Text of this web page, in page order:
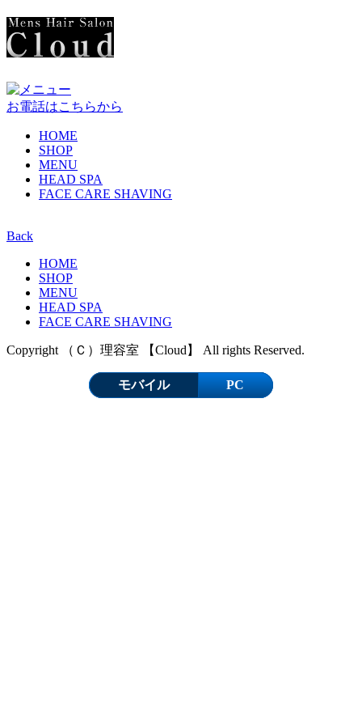
お電話はこちらから
HOME
SHOP
MENU
HEAD SPA
FACE CARE SHAVING
Back
HOME
SHOP
MENU
HEAD SPA
FACE CARE SHAVING
Copyright （Ｃ）理容室 【Cloud】 All rights Reserved.
モバイル PC